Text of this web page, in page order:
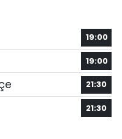
19:00
19:00
21:30
21:30